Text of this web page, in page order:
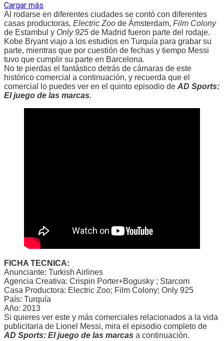
Cargar más
Al rodarse en diferentes ciudades se contó con diferentes
casas productoras, Electric Zoo de Ámsterdam, Film Colony
de Estambul y Only 925 de Madrid fueron parte del rodaje.
Kobe Bryant viajo a los estudios en Turquía para grabar su
parte, mientras que por cuestión de fechas y tiempo Messi
tuvo que cumplir su parte en Barcelona.
No te pierdas el fantástico detrás de cámaras de este
histórico comercial a continuación, y recuerda que el
comercial lo puedes ver en el quinto episodio de AD Sports:
El juego de las marcas.
FICHA TECNICA:
Anunciante: Turkish Airlines
Agencia Creativa: Crispin Porter+Bogusky ; Starcom
Casa Productora: Electric Zoo; Film Colony; Only 925
País: Turquía
Año: 2013
Si quieres ver este y más comerciales relacionados a la vida
publicitaria de Lionel Messi, mira el episodio completo de
AD Sports: El juego de las marcas a continuación.